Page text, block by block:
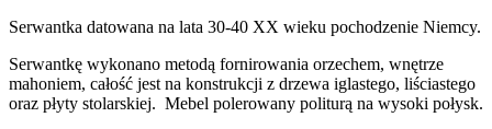
Serwantka datowana na lata 30-40 XX wieku pochodzenie Niemcy.
Serwantkę wykonano metodą fornirowania orzechem, wnętrze
mahoniem, całość jest na konstrukcji z drzewa iglastego, liściastego
oraz płyty stolarskiej. Mebel polerowany politurą na wysoki połysk.